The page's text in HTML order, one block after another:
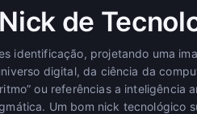
de
identificação, projetando uma
digital, da ciência da
ou referências a inteligência
Um bom nick tecnológico